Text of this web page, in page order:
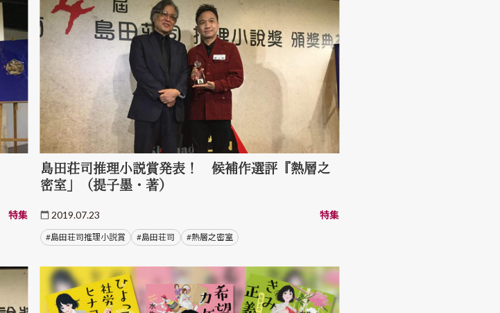
特集
島田荘司推理小説賞発表！ 候補作選評『熱層之
密室」（提子墨・著）
2019.07.23 特集
#島田荘司推理小説賞 #島田荘司 #熱層之密室